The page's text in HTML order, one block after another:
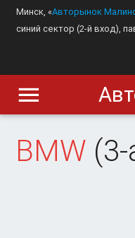
Минск, «Авторынок
синий сектор (2-й вход),
BMW